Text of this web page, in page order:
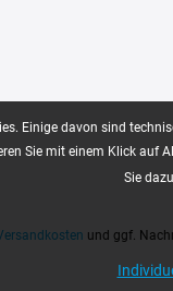
und ggf.
Einige davon sind
Sie mit einem Klick auf
Sie